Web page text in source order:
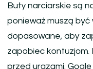
Buty narciarskie są
ponieważ muszą
dopasowane, aby
zapobiec kontuzjom.
przed urazami.